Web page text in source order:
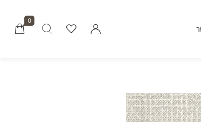
even hire freelancers. With an
marketplace paired with
subscription service, Envato
0